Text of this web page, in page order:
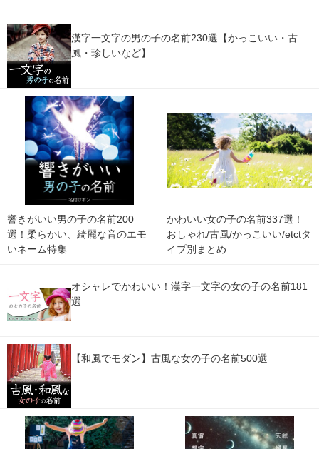
漢字一文字の男の子の名前230選【かっこいい・古
風・珍しいなど】
響きがいい男の子の名前200
選！柔らかい、綺麗な音のエモ
いネーム特集
かわいい女の子の名前337選！
おしゃれ/古風/かっこいい/etctタ
イプ別まとめ
オシャレでかわいい！漢字一文字の女の子の名前181
選
【和風でモダン】古風な女の子の名前500選